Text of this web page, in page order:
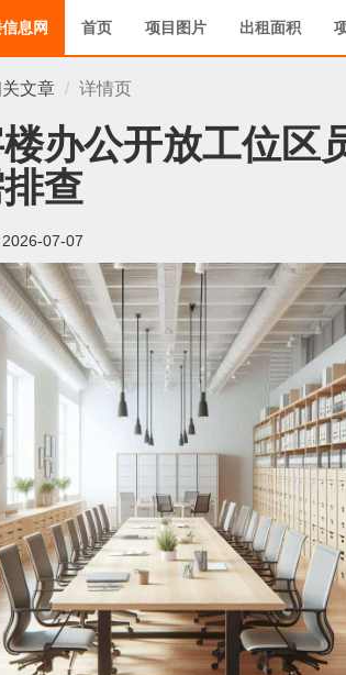
息网 首页 项目图片 出租面积
文章 详情页
办公开放工位区
查
2026-07-07